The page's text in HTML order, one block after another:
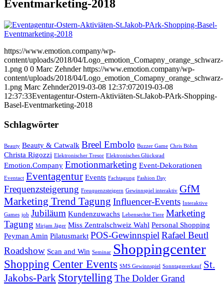
Eventmarketing-2018
https://www.emotion.company/wp-
content/uploads/2018/04/Logo_emotion_Comapny_orange_schwarz-
1.png 0 0 Marc Zehnder https://www.emotion.company/wp-
content/uploads/2018/04/Logo_emotion_Comapny_orange_schwarz-
1.png Marc Zehnder2019-03-08 12:37:072019-03-08
12:37:33Eventagentur-Ostern-Aktiviäten-St.Jakob-PArk-Shopping-
Basel-Eventmarketing-2018
Schlagwörter
Beauty Beauty & Catwalk Breel Embolo Buzzer Game Chris Böhm
Christa Rigozzi Elektronischer Tresor Elektronisches Glücksrad
Emotion.Company Emotionmarketing Event-Dekorationen
Eventact Eventagentur Events Fachtagung Fashion Day
Frequenzsteigerung Freuquenzsteigern Gewinnspiel interaktiv GfM
Marketing Trend Tagung Influencer-Events Interaktive
Games job Jubiläum Kundenzuwachs Lebensechte Tiere Marketing
Tagung Mirjam Jäger Miss Zentralschweiz Wahl Personal Shopping
Peyman Amin Pilatusmarkt POS-GewinnspielRafael Beutl
Roadshow Scan and Win Seminar Shoppingcenter
Shopping Center Events SMS Gewinnspiel Sonntagsverkauf St.
Jakobs-Park Storytelling The Dolder Grand